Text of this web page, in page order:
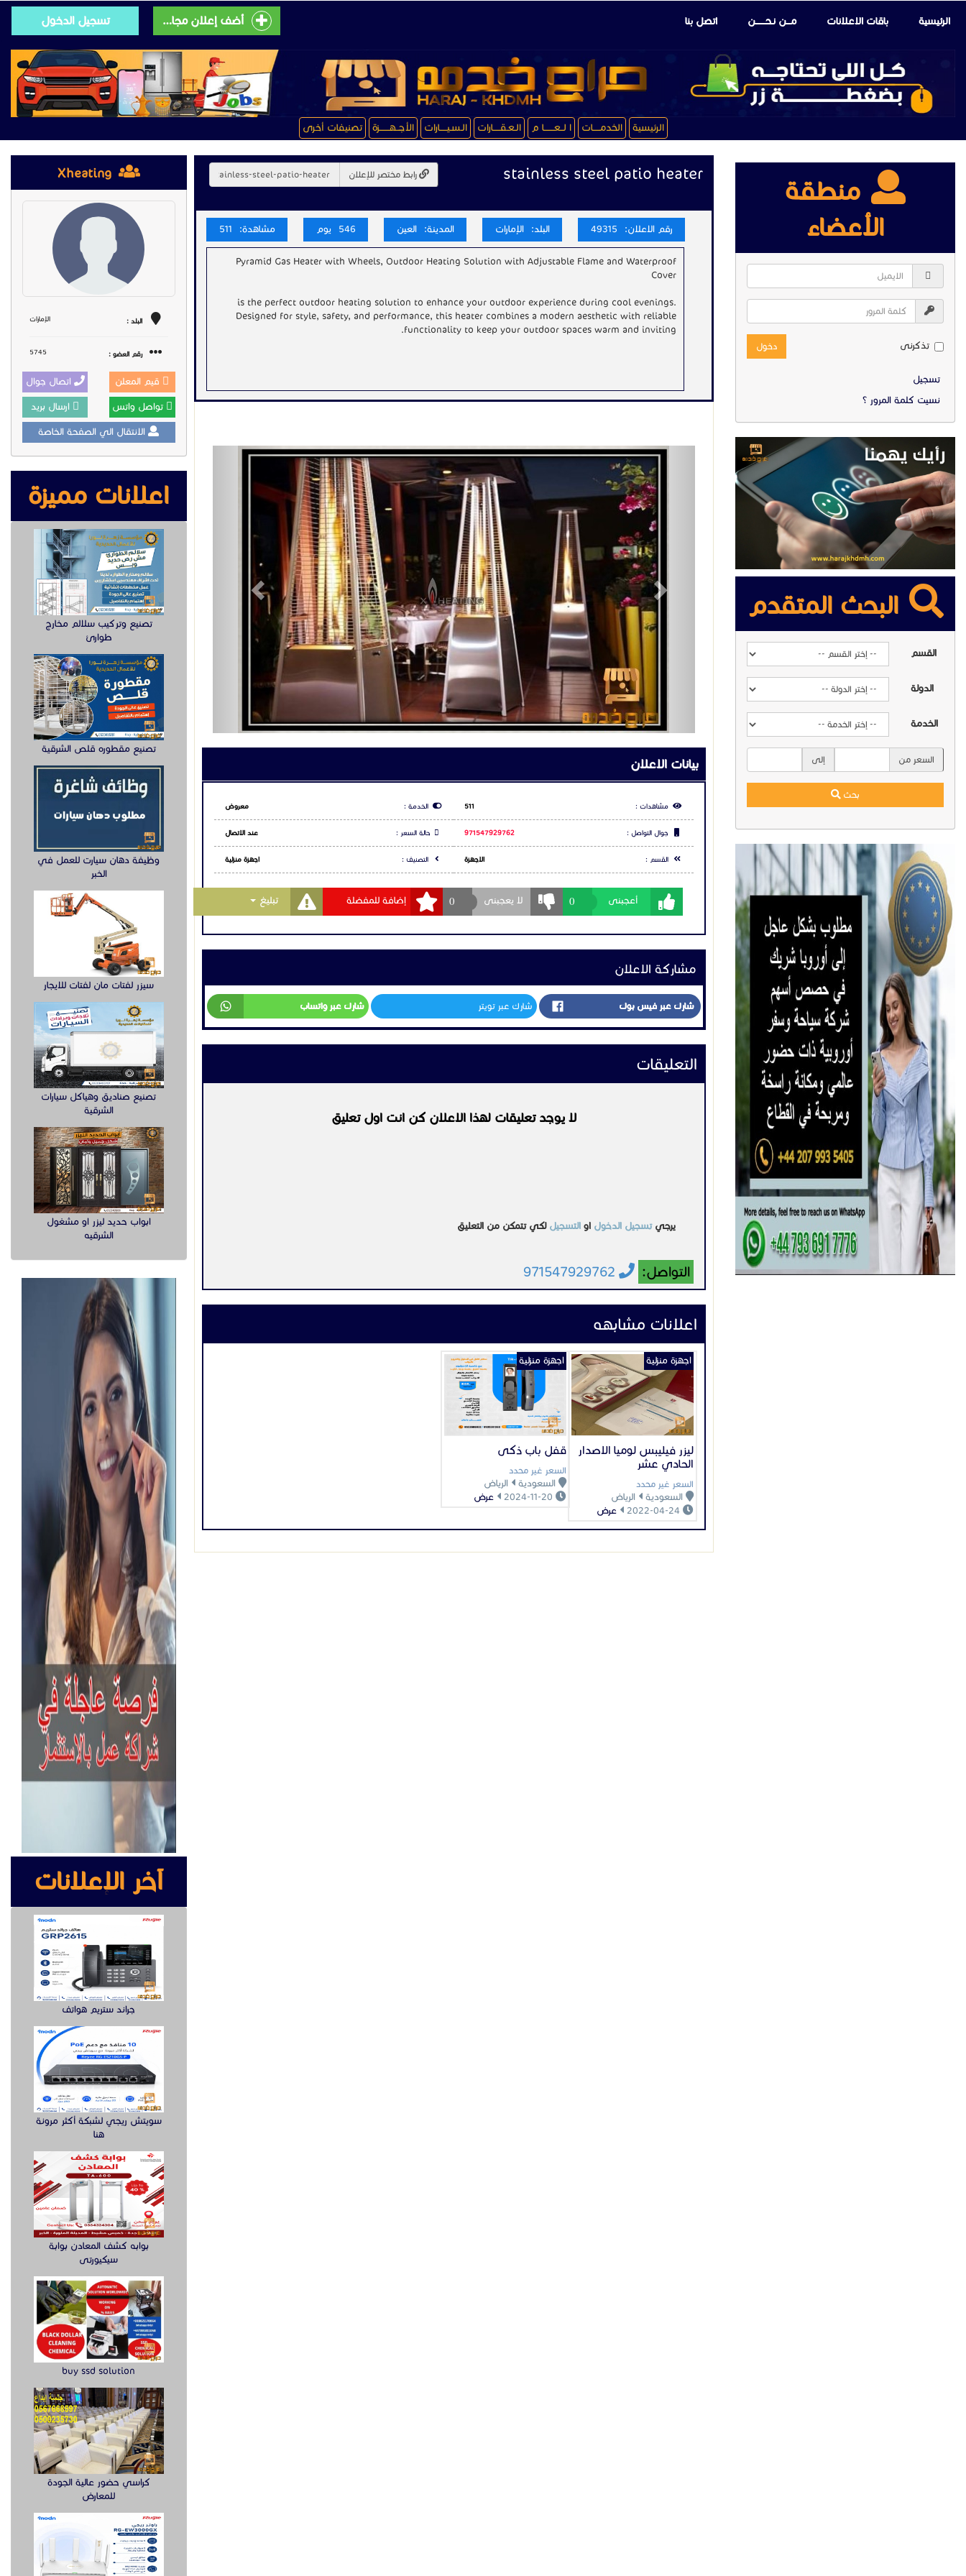
الرئيسية باقات الإعلانات مـــن نـحـــــــن اتصل بنا أضف إعلان مجانى تسجيل الدخول
الرئيسية الخدمـــــات ا لــعـــــــا م الـعـقـــــارات الـسـيـــــارات الأجــهـــــــزة تصنيفات أخرى
منطقة
الأعضاء
تذكرنى دخول
تسجيل
نسيت كلمة المرور ؟
البحث المتقدم
القسم
الدولة
الخدمة
السعر من إلى
بحث
stainless steel patio heater رابط مختصر للإعلان
رقم الاعلان: 49315 البلد: الإمارات المدينة: العين 546 يوم مشاهدة: 511
Pyramid Gas Heater with Wheels, Outdoor Heating Solution with Adjustable Flame and Waterproof
Cover
is the perfect outdoor heating solution to enhance your outdoor experience during cool evenings.
Designed for style, safety, and performance, this heater combines a modern aesthetic with reliable
functionality to keep your outdoor spaces warm and inviting.
Previous Next
بيانات الاعلان
مشاهدات : 511 الخدمة : معروض
جوال التواصل : 971547929762 حالة السعر : عند الاتصال
القسم : الاجهزة التصنيف : اجهزة منزلية
أعجبنى 0 لا يعجبنى 0 إضافة للمفضلة تبليغ Toggle Dropdown
مشاركة الاعلان
شارك عبر فيس بوك شارك عبر تويتر شارك عبر واتساب
التعليقات
لا يوجد تعليقات لهذا الاعلان كن انت اول تعليق
يرجيتسجيل الدخول او التسجيل لكي تتمكن من التعليق
التواصل: 971547929762
اعلانات مشابهه
ليزر فيليبس لوميا الاصدار
الحادي عشر
السعر غير محدد
السعودية
الرياض
عرض
اجهزة منزلية
قفل باب ذكى
السعر غير محدد
السعودية
الرياض
2024-11-20
عرض
اجهزة منزلية
Xheating
البلد : الإمارات
رقم العضو : 5745
قيم المعلن اتصال جوال
تواصل واتس ارسال بريد
الانتقال الي الصفحة الخاصة
اعلانات مميزة
تصنيع وتركيب سلالم مخارج
طوارئ
تصنيع مقطوره قلص الشرقية
وظيفة دهان سيارت للعمل في
الخبر
سيزر لفتات مان لفتات للايجار
تصنيع صناديق وهياكل سيارات
الشرقية
ابواب حديد ليزر او مشغول
الشرقيه
آخر الإعلانات
جراند ستريم هواتف
سويتش ريجي لشبكة أكثر مرونة
هنا
بوابه كشف المعادن بوابة
سيكيورتى
buy ssd solution
كراسي حضور عالية الجودة
للمعارض